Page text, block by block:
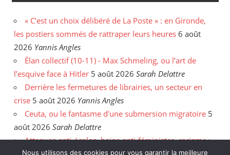
« C’est un choix délibéré de La Poste » : en Gironde,
les postiers sommés de rattraper leurs heures 6 août
2026 Yannis Angles
Élan collectif (10-11) - Max Schmeling, ou l’art de
l’esquive face à Hitler 5 août 2026 Sarah Delattre
Derrière les fermetures de librairies, un secteur en
crise 5 août 2026 Yannis Angles
Ceuta, ou le fantasme d'une submersion migratoire 5
août 2026 Sarah Delattre
Attaques anti-écolos, haine anti-féministes, racisme :
Nous utilisons des cookies pour vous garantir la meilleure